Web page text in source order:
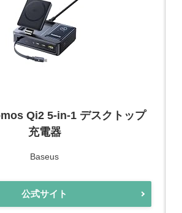
Qi2 5-in-1 デスクトップ
充電器
Baseus
公式サイト